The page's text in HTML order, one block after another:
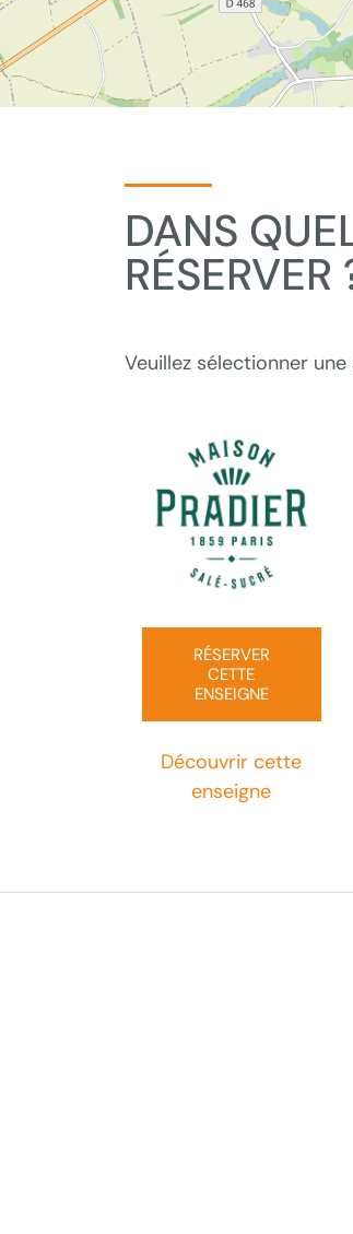
DANS
RÉSERVER
Veuillez sélectionner une
RÉSERVER
CETTE
ENSEIGNE
Découvrir cette
enseigne